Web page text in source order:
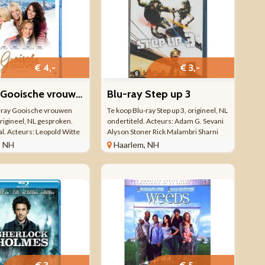
€ 4,-
Blu-ray Gooische vrouwen 2(de film)(Nieuw in Seal)
Gooische vrouwen
NL gesproken.
Acteurs: Leopold Witte
Peter Paul Muller Susan
Reidinga Lies
Will Koopman
NH
€ 3,-
Blu-ray Step up 3
Te koop Blu-ray Step up 3, origineel, NL
ondertiteld. Acteurs: Adam G. Sevani
Alyson Stoner Rick Malambri Sharni
Vinson Keith Stallworth Kendra
Andrews Regisseur: Jon Chu
Streetdanser Luke (Rick Malambri)
Haarlem, NH